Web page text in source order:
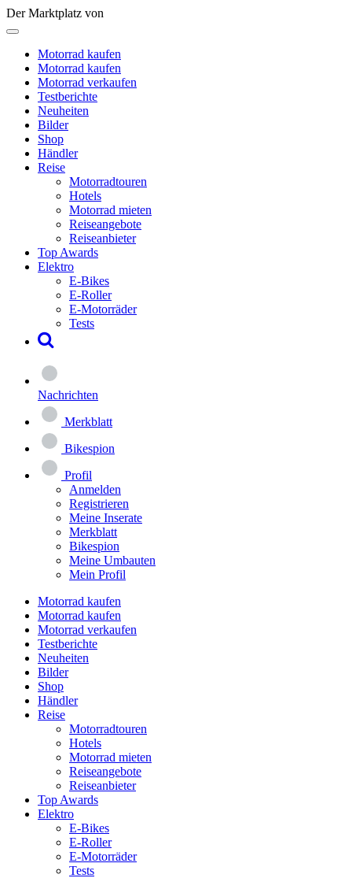
Der Marktplatz von
Motorrad kaufen
Motorrad kaufen
Motorrad verkaufen
Testberichte
Neuheiten
Bilder
Shop
Händler
Reise
Motorradtouren
Hotels
Motorrad mieten
Reiseangebote
Reiseanbieter
Top Awards
Elektro
E-Bikes
E-Roller
E-Motorräder
Tests
Nachrichten
Merkblatt
Bikespion
Profil
Anmelden
Registrieren
Meine Inserate
Merkblatt
Bikespion
Meine Umbauten
Mein Profil
Motorrad kaufen
Motorrad kaufen
Motorrad verkaufen
Testberichte
Neuheiten
Bilder
Shop
Händler
Reise
Motorradtouren
Hotels
Motorrad mieten
Reiseangebote
Reiseanbieter
Top Awards
Elektro
E-Bikes
E-Roller
E-Motorräder
Tests